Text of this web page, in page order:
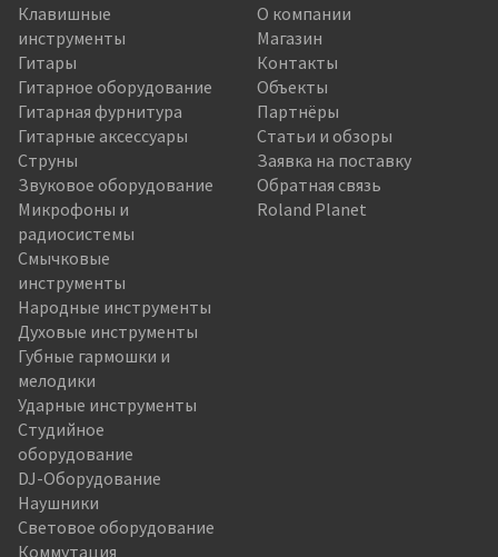
Клавишные
инструменты
Гитары
Гитарное оборудование
Гитарная фурнитура
Гитарные аксессуары
Струны
Звуковое оборудование
Микрофоны и
радиосистемы
Смычковые
инструменты
Народные инструменты
Духовые инструменты
Губные гармошки и
мелодики
Ударные инструменты
Студийное
оборудование
DJ-Оборудование
Наушники
Световое оборудование
Коммутация
О компании
Магазин
Контакты
Объекты
Партнёры
Статьи и обзоры
Заявка на поставку
Обратная связь
Roland Planet